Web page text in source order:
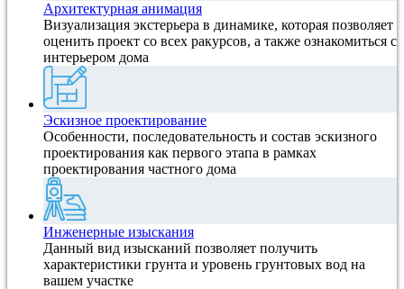
Архитектурная анимация
Визуализация экстерьера в динамике, которая позволяет
оценить проект со всех ракурсов, а также ознакомиться с
интерьером дома
Эскизное проектирование
Особенности, последовательность и состав эскизного
проектирования как первого этапа в рамках
проектирования частного дома
Инженерные изыскания
Данный вид изысканий позволяет получить
характеристики грунта и уровень грунтовых вод на
вашем участке